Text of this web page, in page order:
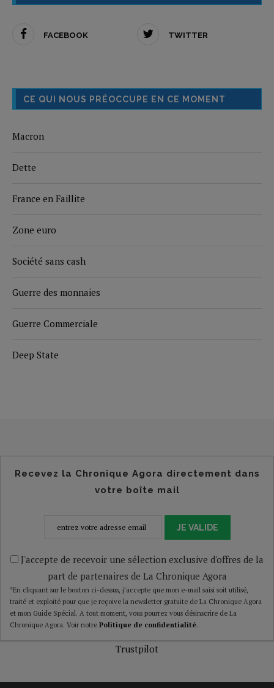
FACEBOOK TWITTER
CE QUI NOUS PRÉOCCUPE EN CE MOMENT
Macron
Dette
France en Faillite
Zone euro
Société sans cash
Guerre des monnaies
Guerre Commerciale
Deep State
Recevez la Chronique Agora directement dans
votre boîte mail
JE VALIDE
J'accepte de recevoir une sélection exclusive d'offres de la
part de partenaires de La Chronique Agora
*En cliquant sur le bouton ci-dessus, j’accepte que mon e-mail saisi soit utilisé,
traité et exploité pour que je reçoive la newsletter gratuite de La Chronique Agora
et mon Guide Spécial. A tout moment, vous pourrez vous désinscrire de La
Chronique Agora. Voir notre Politique de confidentialité.
Trustpilot